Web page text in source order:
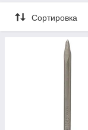
Сортировка